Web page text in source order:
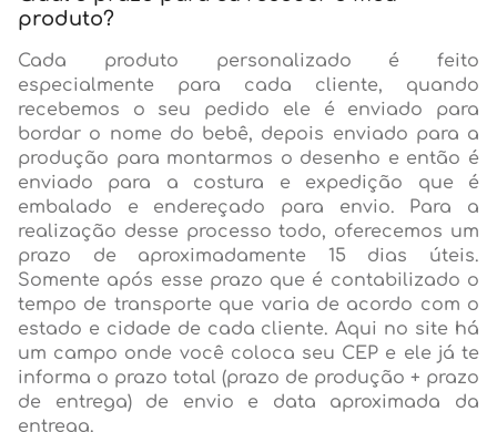
produto?
Cada produto personalizado é feito
especialmente para cada cliente, quando
recebemos o seu pedido ele é enviado para
bordar o nome do bebê, depois enviado para a
produção para montarmos o desenho e então é
enviado para a costura e expedição que é
embalado e endereçado para envio. Para a
realização desse processo todo, oferecemos um
prazo de aproximadamente 15 dias úteis.
Somente após esse prazo que é contabilizado o
tempo de transporte que varia de acordo com o
estado e cidade de cada cliente. Aqui no site há
um campo onde você coloca seu CEP e ele já te
informa o prazo total (prazo de produção + prazo
de entrega) de envio e data aproximada da
entrega.